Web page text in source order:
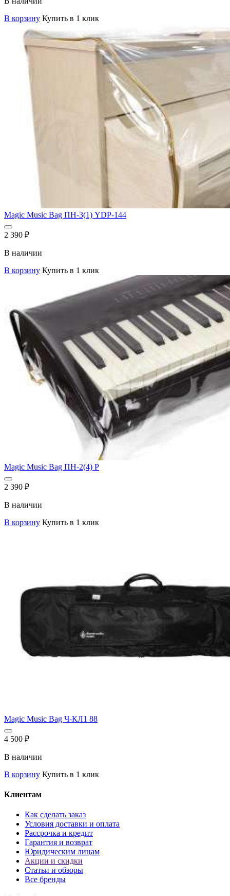
В корзину Купить в 1 клик
Magic Music Bag ПН-3(1) YDP-144
2 390 ₽
В наличии
В корзину Купить в 1 клик
Magic Music Bag ПН-2(4) P
2 390 ₽
В наличии
В корзину Купить в 1 клик
Magic Music Bag Ч-КЛ1 88
4 500 ₽
В наличии
В корзину Купить в 1 клик
Клиентам
Как сделать заказ
Условия доставки и оплата
Рассрочка и кредит
Гарантия и возврат
Юридическим лицам
Акции и скидки
Статьи и обзоры
Все бренды